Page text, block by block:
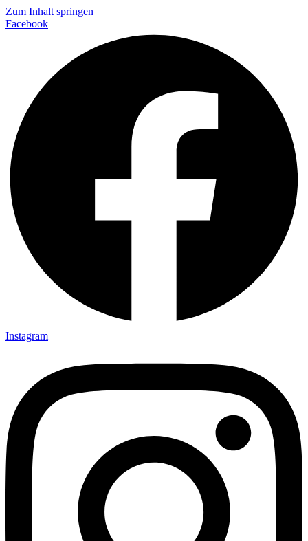
Zum Inhalt springen
Facebook
Instagram